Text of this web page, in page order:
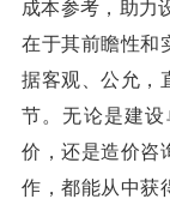
成本参考，助力
在于其前瞻性和
据客观、公允，
节。无论是建
价，还是造价咨
作，都能从中获